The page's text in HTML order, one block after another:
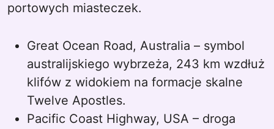
portowych miasteczek.
Great Ocean Road, Australia – symbol
australijskiego wybrzeża, 243 km wzdłuż
klifów z widokiem na formacje skalne
Twelve Apostles.
Pacific Coast Highway, USA – droga